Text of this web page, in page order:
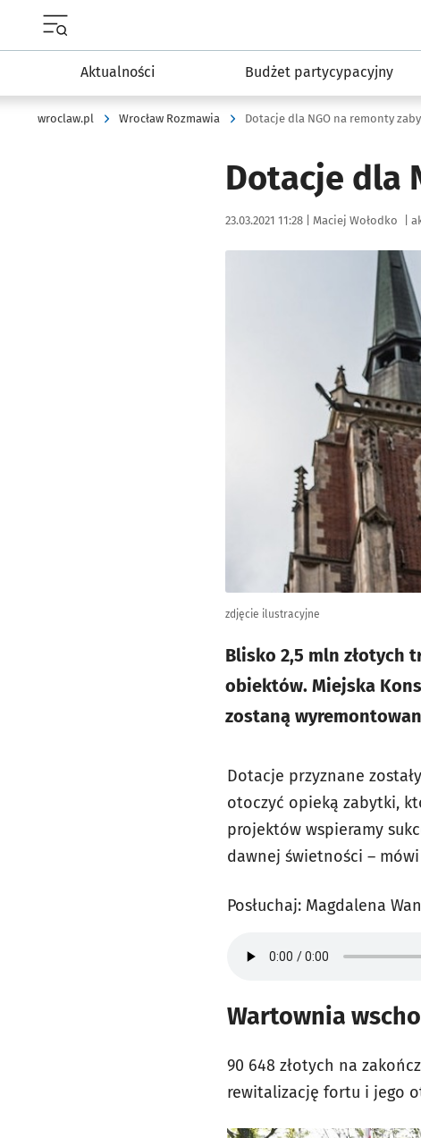
Aktualności Budżet partycypacyjny
wroclaw.pl Wrocław Rozmawia Dotacje dla NGO na remonty
Dotacje dla
Data publikacji:
23.03.2021 11:28 | Autor:
Maciej Wołodko
zdjęcie ilustracyjne
Blisko 2,5 mln złotych
obiektów. Miejska
zostaną
Dotacje przyznane
otoczyć opieką zabytki,
projektów wspieramy
dawnej świetności –
Posłuchaj: Magdalena
Wartownia
90 648 złotych na
rewitalizację fortu i jego